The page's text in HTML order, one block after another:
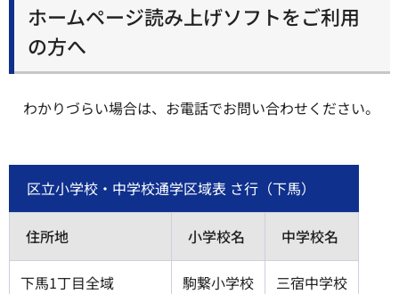
ホームページ読み上げソフトをご利用
の方へ
わかりづらい場合は、お電話でお問い合わせください。
区立小学校・中学校通学区域表 さ行（下馬）
住所地 小学校名 中学校名
下馬1丁目全域 駒繋小学校 三宿中学校